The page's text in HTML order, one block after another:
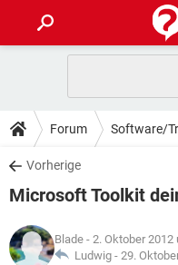
ANDROID
WINDOWS 10
WHATSAPP
FACEBOOK
TIPPS & TRICKS
SPIELE
WHATSAPP
DOWNLOADS
SPIELE
ANDROID
WINDOWS 10
SPIELE
LEXIKON
Forum Software/
Vorherige
Microsoft Toolkit
Blade - 2. Oktober 2012
Ludwig - 29.